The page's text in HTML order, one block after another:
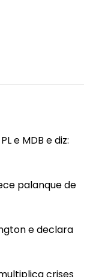
que
em 90 dias",
presidente da
e é crítico à
Durante
Aziz fez
MS), que
e MDB e diz:
palanque de
e declara